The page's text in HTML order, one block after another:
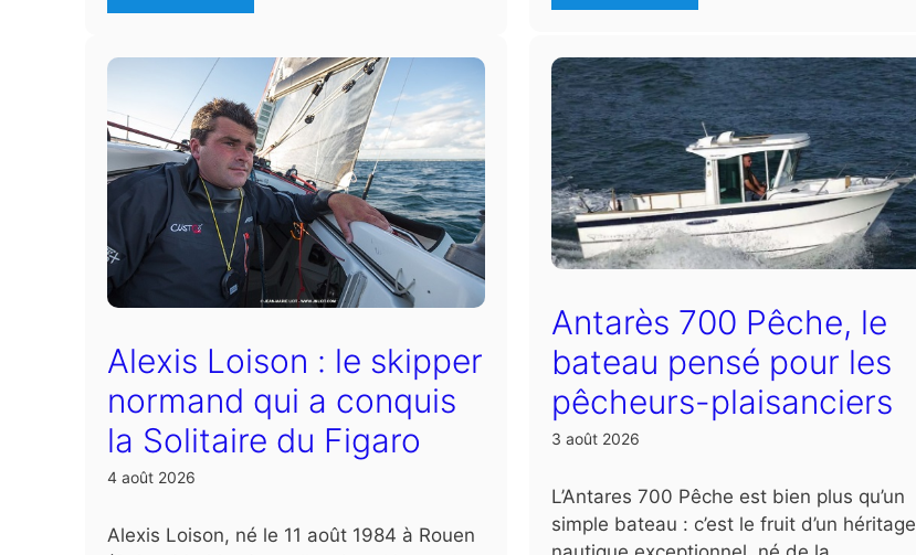
Alexis Loison : le skipper
normand qui a conquis
la Solitaire du Figaro
4 août 2026
Alexis Loison, né le 11 août 1984 à Rouen
Antarès 700 Pêche, le
bateau pensé pour les
pêcheurs-plaisanciers
3 août 2026
L’Antares 700 Pêche est bien plus qu’un
simple bateau : c’est le fruit d’un héritage